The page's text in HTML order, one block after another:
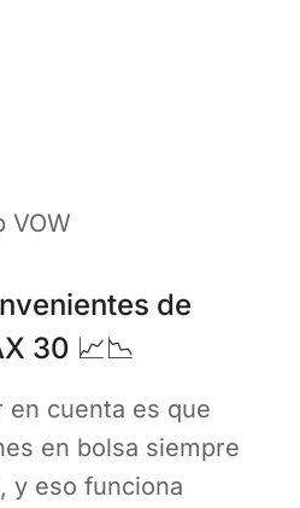
VOW
de
30 📈📉
en cuenta es que
en bolsa siempre
y eso funciona